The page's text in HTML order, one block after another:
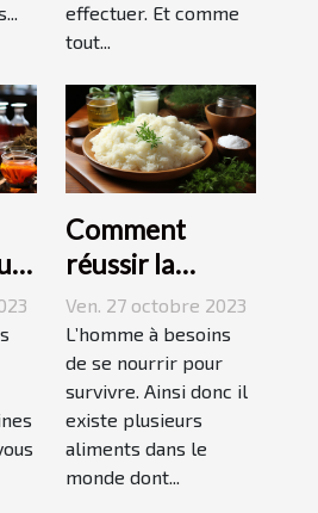
effectuer. Et comme
tout...
Comment
réussir la
préparation du
riz ?
Ven. 27 octobre 2023
L’homme à besoins
de se nourrir pour
survivre. Ainsi donc il
existe plusieurs
aliments dans le
monde dont...